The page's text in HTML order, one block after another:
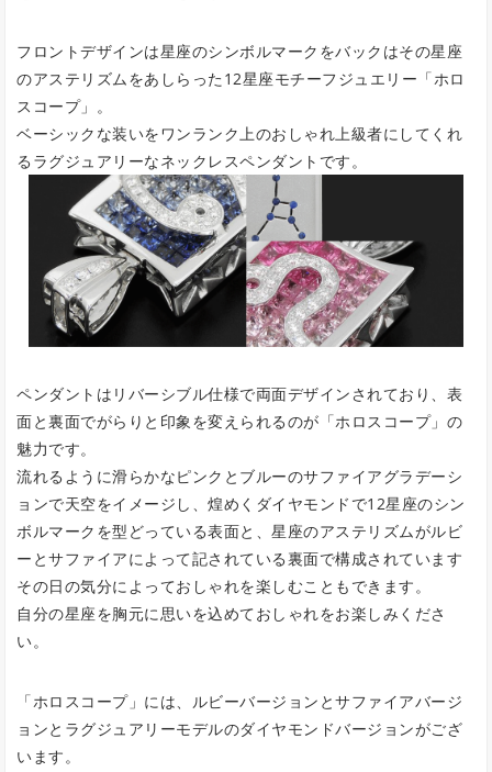
フロントデザインは星座のシンボルマークをバックはその星座
のアステリズムをあしらった12星座モチーフジュエリー「ホロ
スコープ」。
ベーシックな装いをワンランク上のおしゃれ上級者にしてくれ
るラグジュアリーなネックレスペンダントです。
ペンダントはリバーシブル仕様で両面デザインされており、表
面と裏面でがらりと印象を変えられるのが「ホロスコープ」の
魅力です。
流れるように滑らかなピンクとブルーのサファイアグラデーシ
ョンで天空をイメージし、煌めくダイヤモンドで12星座のシン
ボルマークを型どっている表面と、星座のアステリズムがルビ
ーとサファイアによって記されている裏面で構成されています
その日の気分によっておしゃれを楽しむこともできます。
自分の星座を胸元に思いを込めておしゃれをお楽しみくださ
い。
「ホロスコープ」には、ルビーバージョンとサファイアバージ
ョンとラグジュアリーモデルのダイヤモンドバージョンがござ
います。